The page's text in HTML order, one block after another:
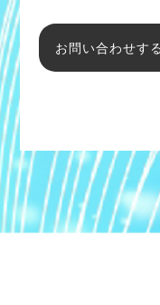
お問い合わせする